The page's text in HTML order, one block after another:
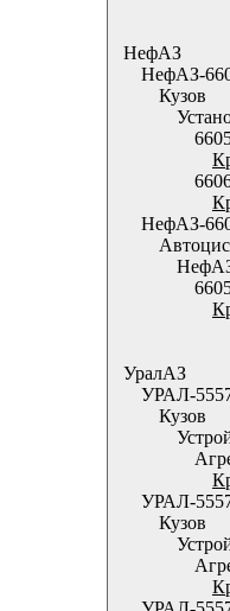
НефАЗ
НефАЗ-
Кузов
НефАЗ-
УралАЗ
УРАЛ-
Кузов
УРАЛ-
Кузов